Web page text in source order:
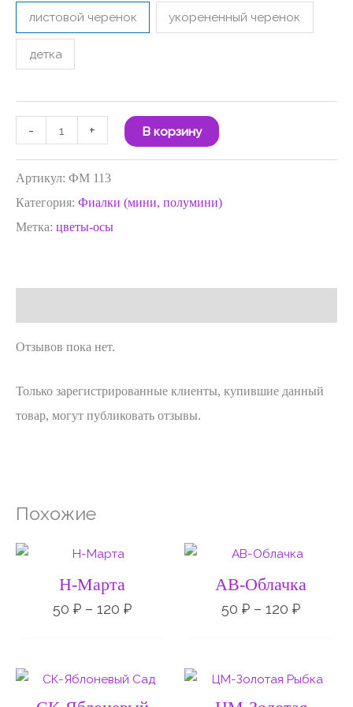
листовой черенок укорененный черенок
детка
- + В корзину
Артикул: ФМ 113
Категория: Фиалки (мини, полумини)
Метка: цветы-осы
Отзывов пока нет.
Только зарегистрированные клиенты, купившие данный
товар, могут публиковать отзывы.
Похожие
Н-Марта
50 ₽ – 120 ₽
Диапазон
120 ₽
АВ-Облачка
50 ₽ – 120 ₽
цен:
–
120 ₽
Диапазон
цен:
50 ₽
цен:
50 ₽